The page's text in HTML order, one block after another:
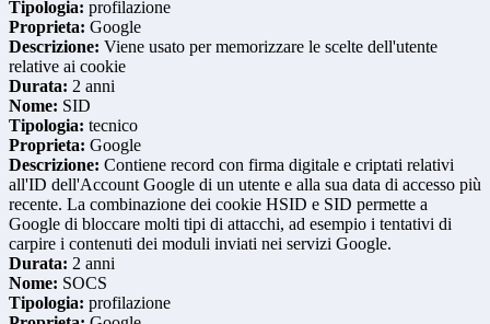
Tipologia: profilazione
Proprieta: Google
Descrizione: Viene usato per memorizzare le scelte dell'utente
relative ai cookie
Durata: 2 anni
Nome: SID
Tipologia: tecnico
Proprieta: Google
Descrizione: Contiene record con firma digitale e criptati relativi
all'ID dell'Account Google di un utente e alla sua data di accesso più
recente. La combinazione dei cookie HSID e SID permette a
Google di bloccare molti tipi di attacchi, ad esempio i tentativi di
carpire i contenuti dei moduli inviati nei servizi Google.
Durata: 2 anni
Nome: SOCS
Tipologia: profilazione